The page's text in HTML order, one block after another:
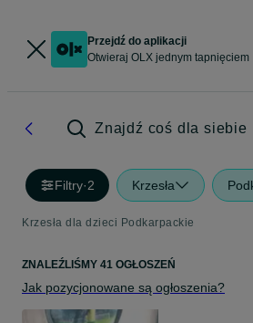
Przejdź do aplikacji
Otwieraj OLX jednym tapnięciem
Znajdź coś dla siebie
Filtry·2 Krzesła
Krzesła dla dzieci Podkarpackie
ZNALEŹLIŚMY 41 OGŁOSZEŃ
Jak pozycjonowane są ogłoszenia?